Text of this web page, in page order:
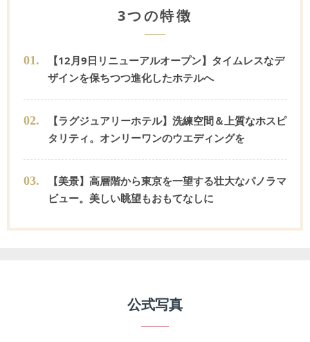
3つの特徴
01.
【12月9日リニューアルオープン】タイムレスなデ
ザインを保ちつつ進化したホテルへ
02.
【ラグジュアリーホテル】洗練空間＆上質なホスピ
タリティ。オンリーワンのウエディングを
03.
【美景】高層階から東京を一望する壮大なパノラマ
ビュー。美しい眺望もおもてなしに
公式写真